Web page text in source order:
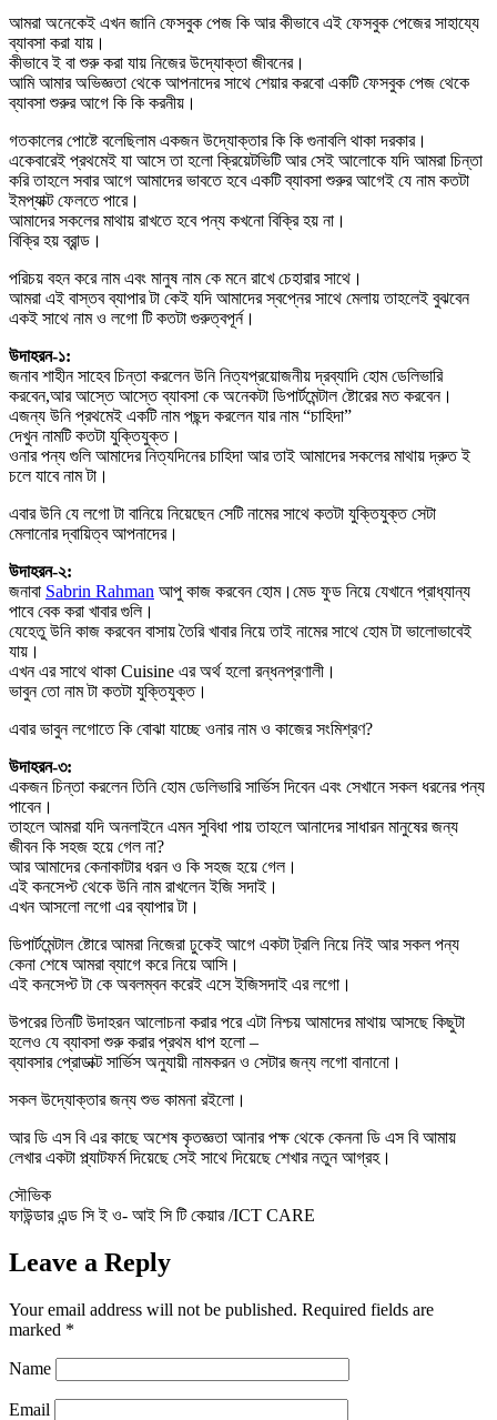
আমরা অনেকেই এখন জানি ফেসবুক পেজ কি আর কীভাবে এই ফেসবুক পেজের সাহায্যে
ব্যাবসা করা যায়।
কীভাবে ই বা শুরু করা যায় নিজের উদ্যোক্তা জীবনের।
আমি আমার অভিজ্ঞতা থেকে আপনাদের সাথে শেয়ার করবো একটি ফেসবুক পেজ থেকে
ব্যাবসা শুরুর আগে কি কি করনীয়।
গতকালের পোষ্টে বলেছিলাম একজন উদ্যোক্তার কি কি গুনাবলি থাকা দরকার।
একেবারেই প্রথমেই যা আসে তা হলো ক্রিয়েটভিটি আর সেই আলোকে যদি আমরা চিন্তা
করি তাহলে সবার আগে আমাদের ভাবতে হবে একটি ব্যাবসা শুরুর আগেই যে নাম কতটা
ইমপ্যাক্ট ফেলতে পারে।
আমাদের সকলের মাথায় রাখতে হবে পন্য কখনো বিক্রি হয় না।
বিক্রি হয় ব্রান্ড।
পরিচয় বহন করে নাম এবং মানুষ নাম কে মনে রাখে চেহারার সাথে।
আমরা এই বাস্তব ব্যাপার টা কেই যদি আমাদের স্বপ্নের সাথে মেলায় তাহলেই বুঝবেন
একই সাথে নাম ও লগো টি কতটা গুরুত্বপূর্ন।
উদাহরন-১:
জনাব শাহীন সাহেব চিন্তা করলেন উনি নিত্যপ্রয়োজনীয় দ্রব্যাদি হোম ডেলিভারি
করবেন,আর আস্তে আস্তে ব্যাবসা কে অনেকটা ডিপার্টমেন্টাল ষ্টোরের মত করবেন।
এজন্য উনি প্রথমেই একটি নাম পছন্দ করলেন যার নাম “চাহিদা”
দেখুন নামটি কতটা যুক্তিযুক্ত।
ওনার পন্য গুলি আমাদের নিত্যদিনের চাহিদা আর তাই আমাদের সকলের মাথায় দ্রুত ই
চলে যাবে নাম টা।
এবার উনি যে লগো টা বানিয়ে নিয়েছেন সেটি নামের সাথে কতটা যুক্তিযুক্ত সেটা
মেলানোর দ্বায়িত্ব আপনাদের।
উদাহরন-২:
জনাবা Sabrin Rahman আপু কাজ করবেন হোম।মেড ফুড নিয়ে যেখানে প্রাধ্যান্য
পাবে বেক করা খাবার গুলি।
যেহেতু উনি কাজ করবেন বাসায় তৈরি খাবার নিয়ে তাই নামের সাথে হোম টা ভালোভাবেই
যায়।
এখন এর সাথে থাকা Cuisine এর অর্থ হলো রন্ধনপ্রণালী।
ভাবুন তো নাম টা কতটা যুক্তিযুক্ত।
এবার ভাবুন লগোতে কি বোঝা যাচ্ছে ওনার নাম ও কাজের সংমিশ্রণ?
উদাহরন-৩:
একজন চিন্তা করলেন তিনি হোম ডেলিভারি সার্ভিস দিবেন এবং সেখানে সকল ধরনের পন্য
পাবেন।
তাহলে আমরা যদি অনলাইনে এমন সুবিধা পায় তাহলে আনাদের সাধারন মানুষের জন্য
জীবন কি সহজ হয়ে গেল না?
আর আমাদের কেনাকাটার ধরন ও কি সহজ হয়ে গেল।
এই কনসেপ্ট থেকে উনি নাম রাখলেন ইজি সদাই।
এখন আসলো লগো এর ব্যাপার টা।
ডিপার্টমেন্টাল ষ্টোরে আমরা নিজেরা ঢুকেই আগে একটা ট্রলি নিয়ে নিই আর সকল পন্য
কেনা শেষে আমরা ব্যাগে করে নিয়ে আসি।
এই কনসেপ্ট টা কে অবলম্বন করেই এসে ইজিসদাই এর লগো।
উপরের তিনটি উদাহরন আলোচনা করার পরে এটা নিশ্চয় আমাদের মাথায় আসছে কিছুটা
হলেও যে ব্যাবসা শুরু করার প্রথম ধাপ হলো –
ব্যাবসার প্রোডাক্ট সার্ভিস অনুযায়ী নামকরন ও সেটার জন্য লগো বানানো।
সকল উদ্যোক্তার জন্য শুভ কামনা রইলো।
আর ডি এস বি এর কাছে অশেষ কৃতজ্ঞতা আনার পক্ষ থেকে কেননা ডি এস বি আমায়
লেখার একটা প্ল্যাটফর্ম দিয়েছে সেই সাথে দিয়েছে শেখার নতুন আগ্রহ।
সৌভিক
ফাউন্ডার এন্ড সি ই ও- আই সি টি কেয়ার /ICT CARE
Leave a Reply
Your email address will not be published. Required fields are
marked *
Name
Email